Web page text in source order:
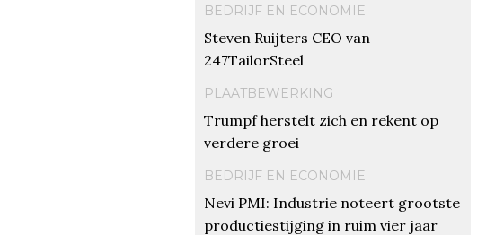
BEDRIJF EN ECONOMIE
Steven Ruijters CEO van
247TailorSteel
PLAATBEWERKING
Trumpf herstelt zich en rekent op
verdere groei
BEDRIJF EN ECONOMIE
Nevi PMI: Industrie noteert grootste
productiestijging in ruim vier jaar